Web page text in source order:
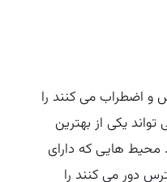
و اضطراب می‌ کنند را
یکی از بهترین
محیط‌ هایی که دارای
دور می‌ کنند را